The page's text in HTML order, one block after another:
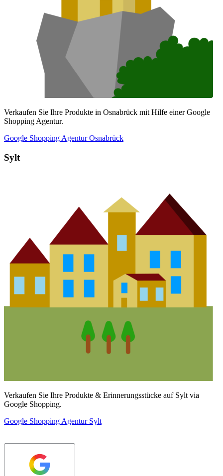
Verkaufen Sie Ihre Produkte in Osnabrück mit Hilfe einer Google
Shopping Agentur.
Google Shopping Agentur Osnabrück
Sylt
Verkaufen Sie Ihre Produkte & Erinnerungsstücke auf Sylt via
Google Shopping.
Google Shopping Agentur Sylt